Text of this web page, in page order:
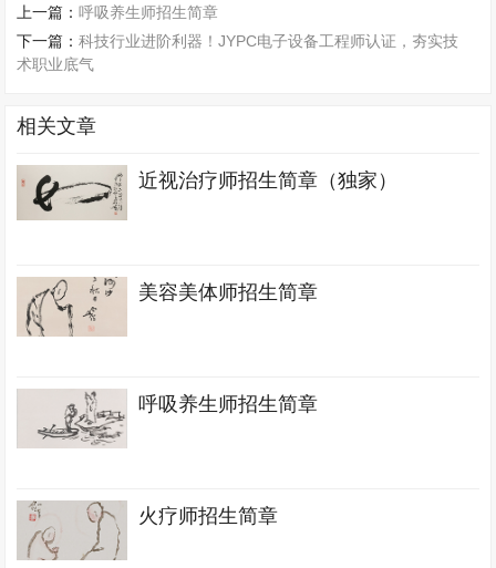
上一篇：呼吸养生师招生简章
下一篇：科技行业进阶利器！JYPC电子设备工程师认证，夯实技
术职业底气
相关文章
近视治疗师招生简章（独家）
美容美体师招生简章
呼吸养生师招生简章
火疗师招生简章